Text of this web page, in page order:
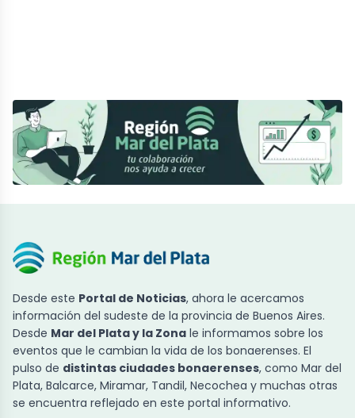
Desde este Portal de Noticias, ahora le acercamos
información del sudeste de la provincia de Buenos Aires.
Desde Mar del Plata y la Zona le informamos sobre los
eventos que le cambian la vida de los bonaerenses. El
pulso de distintas ciudades bonaerenses, como Mar del
Plata, Balcarce, Miramar, Tandil, Necochea y muchas otras
se encuentra reflejado en este portal informativo.